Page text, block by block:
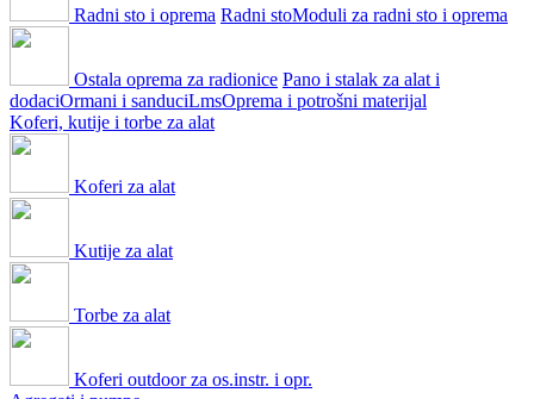
Radni sto i oprema Radni stoModuli za radni sto i oprema
Ostala oprema za radionice Pano i stalak za alat i
dodaciOrmani i sanduciLmsOprema i potrošni materijal
Koferi, kutije i torbe za alat
Koferi za alat
Kutije za alat
Torbe za alat
Koferi outdoor za os.instr. i opr.